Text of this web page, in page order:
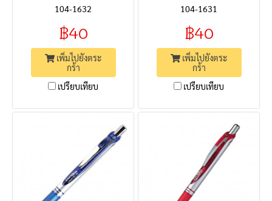
104-1632
฿40
เพิ่มไปยังตระ
กร้า
เปรียบเทียบ
104-1631
฿40
เพิ่มไปยังตระ
กร้า
เปรียบเทียบ